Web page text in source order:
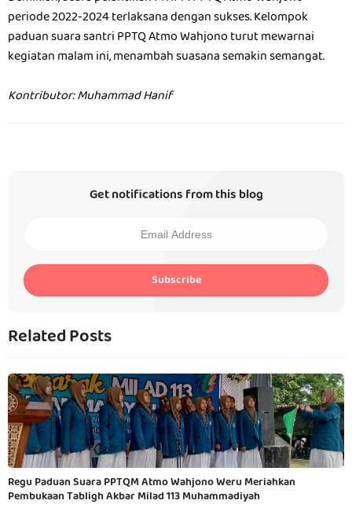
periode 2022-2024 terlaksana dengan sukses. Kelompok
paduan suara santri PPTQ Atmo Wahjono turut mewarnai
kegiatan malam ini, menambah suasana semakin semangat.
Kontributor: Muhammad Hanif
Get notifications from this blog
Subscribe
Related Posts
Regu Paduan Suara PPTQM Atmo Wahjono Weru Meriahkan
Pembukaan Tabligh Akbar Milad 113 Muhammadiyah